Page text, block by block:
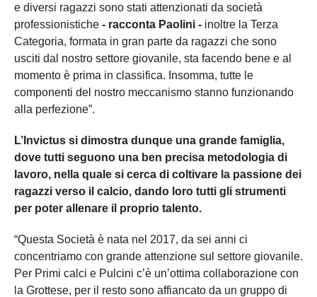
e diversi ragazzi sono stati attenzionati da società
professionistiche - racconta Paolini - inoltre la Terza
Categoria, formata in gran parte da ragazzi che sono
usciti dal nostro settore giovanile, sta facendo bene e al
momento è prima in classifica. Insomma, tutte le
componenti del nostro meccanismo stanno funzionando
alla perfezione”.
L’Invictus si dimostra dunque una grande famiglia,
dove tutti seguono una ben precisa metodologia di
lavoro, nella quale si cerca di coltivare la passione dei
ragazzi verso il calcio, dando loro tutti gli strumenti
per poter allenare il proprio talento.
“Questa Società è nata nel 2017, da sei anni ci
concentriamo con grande attenzione sul settore giovanile.
Per Primi calci e Pulcini c’è un’ottima collaborazione con
la Grottese, per il resto sono affiancato da un gruppo di